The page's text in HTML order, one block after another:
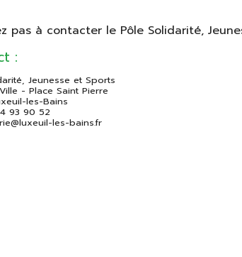
pas à contacter le Pôle Solidarité,
:
Jeunesse et Sports
- Place Saint Pierre
les-Bains
93 90 52
les-bains.fr